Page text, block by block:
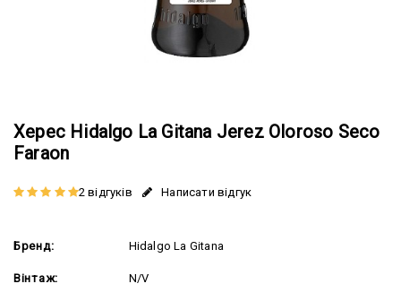
Херес Hidalgo La Gitana Jerez Oloroso Seco
Faraon
2 відгуків Написати відгук
Бренд: Hidalgo La Gitana
Вінтаж: N/V